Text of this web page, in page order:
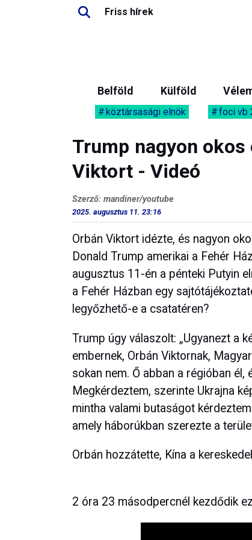
Friss hírek
Belföld Külföld
köztársasági elnök foci vb
Trump nagyon okos
Viktort - Videó
Szerző: mandiner/youtube
2025. augusztus 11. 23:16
Orbán Viktort idézte, és nagyon
Donald Trump amerikai a Fehér
augusztus 11-én a pénteki Putyin
a Fehér Házban egy
legyőzhető-e a csatatéren?
Trump úgy válaszolt: „Ugyanezt a
embernek, Orbán Viktornak,
sokan nem. Ő abban a régióban
Megkérdeztem, szerinte Ukrajna
mintha valami butaságot
amely háborúkban szerezte a
Orbán hozzátette, Kína a
2 óra 23 másodpercnél kezdődik